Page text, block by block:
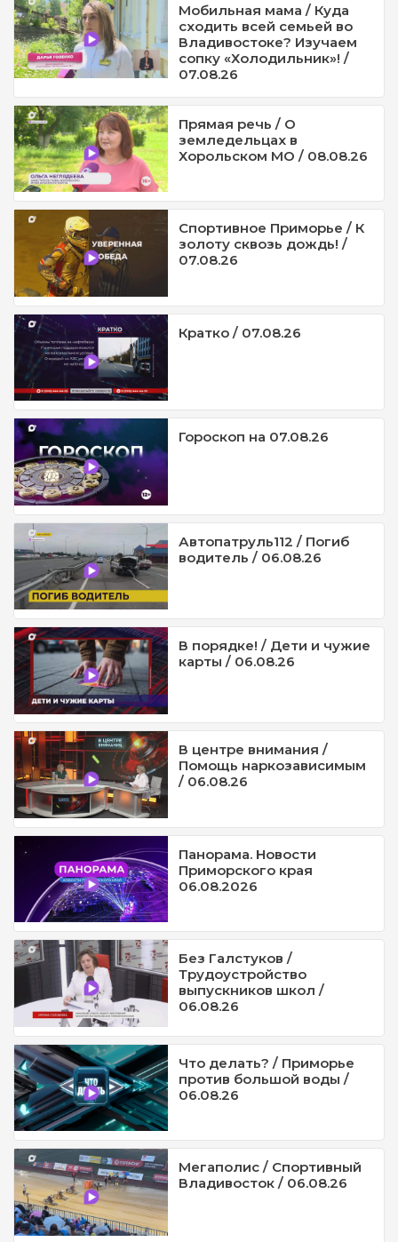
Мобильная мама / Куда
сходить всей семьей во
Владивостоке? Изучаем
сопку «Холодильник»! /
07.08.26
Прямая речь / О
земледельцах в
Хорольском МО / 08.08.26
Спортивное Приморье / К
золоту сквозь дождь! /
07.08.26
Кратко / 07.08.26
Гороскоп на 07.08.26
Автопатруль112 / Погиб
водитель / 06.08.26
В порядке! / Дети и чужие
карты / 06.08.26
В центре внимания /
Помощь наркозависимым
/ 06.08.26
Панорама. Новости
Приморского края
06.08.2026
Без Галстуков /
Трудоустройство
выпускников школ /
06.08.26
Что делать? / Приморье
против большой воды /
06.08.26
Мегаполис / Спортивный
Владивосток / 06.08.26